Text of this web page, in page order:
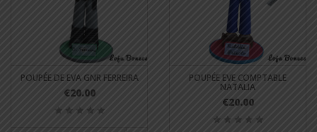
POUPÉE DE EVA GNR FERREIRA
€20.00
POUPÉE EVE COMPTABLE
NATALIA
€20.00